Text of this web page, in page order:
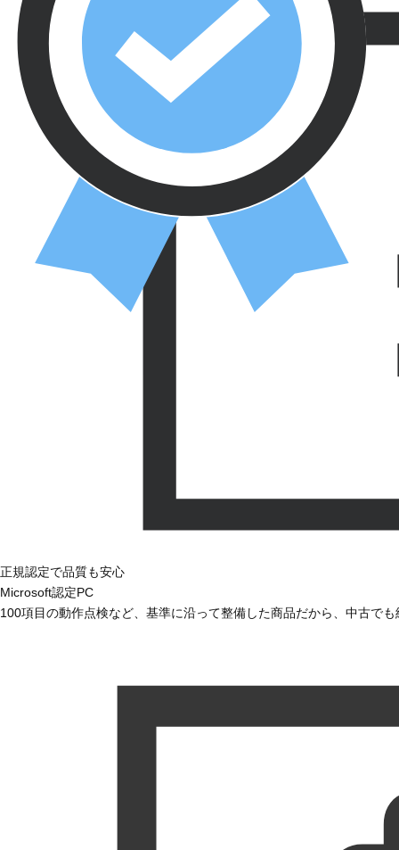
正規認定で品質も安心
Microsoft認定PC
100項目の動作点検など、基準に沿って整備した商品だから、中古で